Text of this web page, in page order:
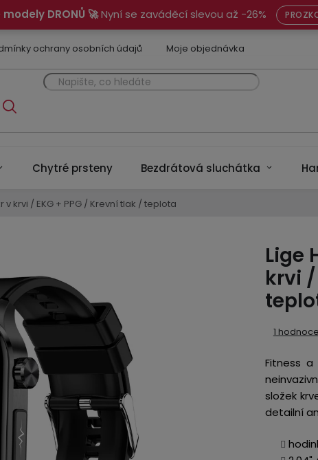
modely DRONŮ 🚀Nyní se zaváděcí slevou až -26%
ochrany osobních údajů Moje objednávka
Chytré prsteny Bezdrátová sluchátka
v krvi / EKG + PPG / Krevní tlak / teplota
Lige
krvi /
Průměrné
produktu
je
5,0
z
hvězdiček.
1
Fitness a
složek
detailní